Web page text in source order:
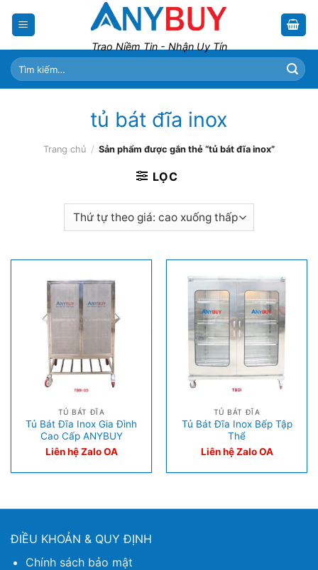
Trao Niềm Tin - Nhận Uy Tín
Tìm
kiếm:
tủ bát đĩa inox
Trang chủ / Sản phẩm được gắn thẻ “tủ bát đĩa inox”
LỌC
TỦ BÁT ĐĨA
Tủ Bát Đĩa Inox Gia Đình
Cao Cấp ANYBUY
Liên hệ Zalo OA
TỦ BÁT ĐĨA
Tủ Bát Đĩa Inox Bếp Tập
Thể
Liên hệ Zalo OA
ĐIỀU KHOẢN & QUY ĐỊNH
Chính sách bảo mật